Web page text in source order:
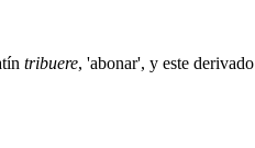
tribuere, 'abonar', y este